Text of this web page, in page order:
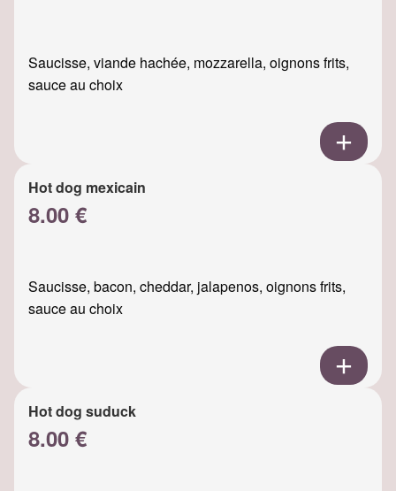
Saucisse, viande hachée, mozzarella, oignons frits,
sauce au choix
Hot dog mexicain
8.00 €
Saucisse, bacon, cheddar, jalapenos, oignons frits,
sauce au choix
Hot dog suduck
8.00 €